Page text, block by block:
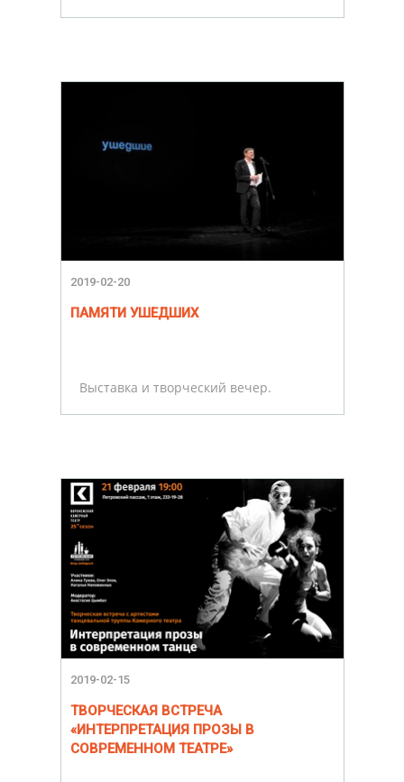
2019-02-20
ПАМЯТИ УШЕДШИХ
Выставка и творческий вечер.
2019-02-15
ТВОРЧЕСКАЯ ВСТРЕЧА
«ИНТЕРПРЕТАЦИЯ ПРОЗЫ В
СОВРЕМЕННОМ ТЕАТРЕ»